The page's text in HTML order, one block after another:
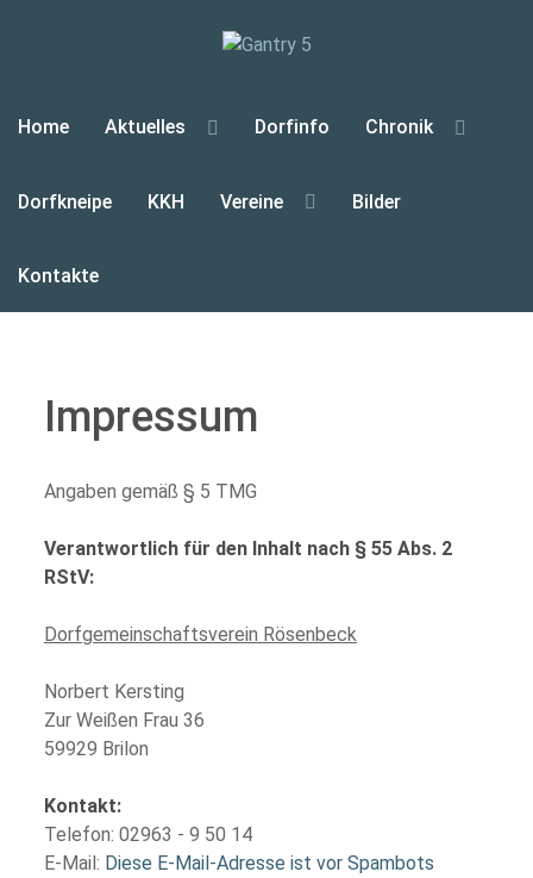
Home Aktuelles Dorfinfo Chronik
Dorfkneipe KKH Vereine Bilder
Kontakte
Impressum
Angaben gemäß § 5 TMG
Verantwortlich für den Inhalt nach § 55 Abs. 2
RStV:
Dorfgemeinschaftsverein Rösenbeck
Norbert Kersting
Zur Weißen Frau 36
59929 Brilon
Kontakt:
Telefon: 02963 - 9 50 14
E-Mail: Diese E-Mail-Adresse ist vor Spambots